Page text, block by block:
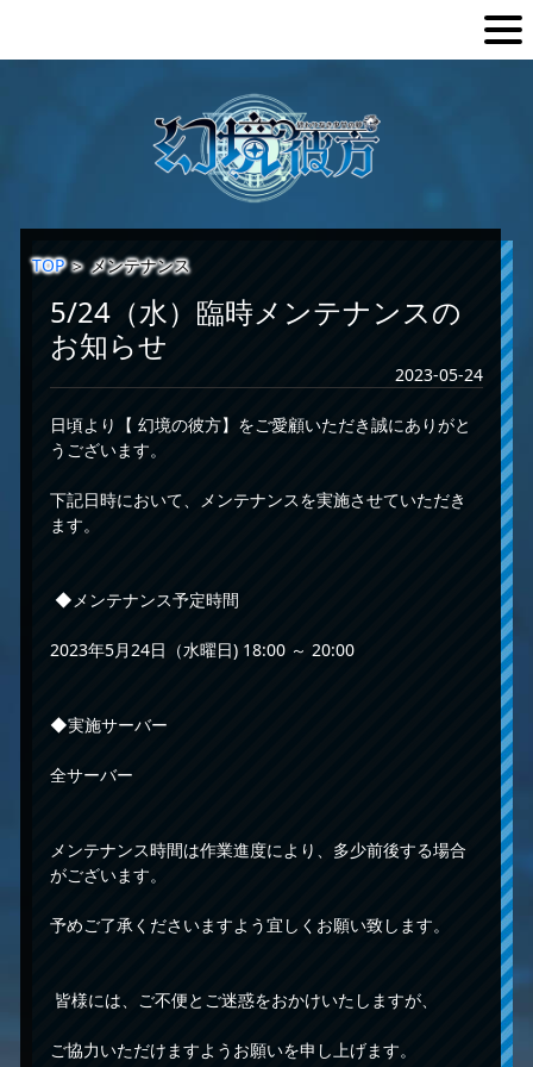
TOP＞メンテナンス
5/24（水）臨時メンテナンスの
お知らせ
2023-05-24
日頃より【 幻境の彼方】をご愛顧いただき誠にありがと
うございます。
下記日時において、メンテナンスを実施させていただき
ます。
◆メンテナンス予定時間
2023年5月24日（水曜日) 18:00 ～ 20:00
◆実施サーバー
全サーバー
メンテナンス時間は作業進度により、多少前後する場合
がございます。
予めご了承くださいますよう宜しくお願い致します。
皆様には、ご不便とご迷惑をおかけいたしますが、
ご協力いただけますようお願いを申し上げます。